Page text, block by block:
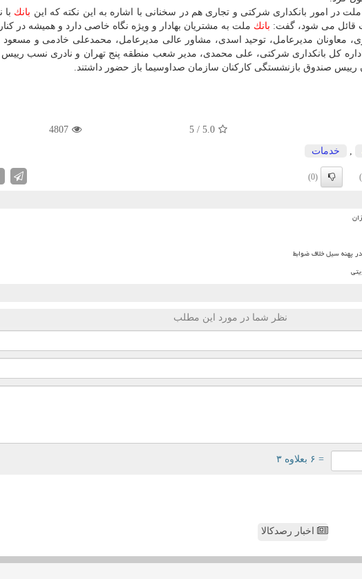
ملت در امور بانكداری شركتی و تجاری هم در سخنانی با اشاره به این نكته كه این بانك با
قائل می شود، گفت: بانك ملت به مشتریان بهادار و ویژه نگاه خاصی دارد و همیشه در
معاونان مدیرعامل، توحید اسدی، مشاور عالی مدیرعامل، محمدعلی خادمی و مسعود
كل بانكداری شركتی، علی محمدی، مدیر شعب منطقه پنج تهران و نادری نسب
صندوق بازنشستگی كاركنان سازمان صداوسیما باز حضور داشتند.
5.0
/
5
4807
خدمات
(0)
پهنه سیل خلاف ضوابط
نظر شما در مورد این مطلب
= ۶ بعلاوه ۳
اخبار رصدکالا